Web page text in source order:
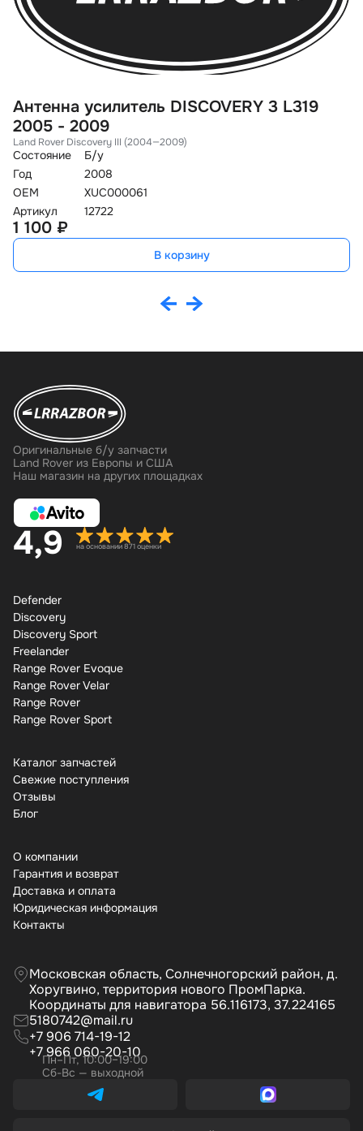
Антенна усилитель DISCOVERY 3 L319
2005 - 2009
Land Rover Discovery III (2004—2009)
Состояние
Б/у
Год
2008
OEM
XUC000061
Артикул
12722
1 100 ₽
В корзину
Оригинальные б/у запчасти
Land Rover из Европы и США
Наш магазин на других площадках
4,9 на основании 871 оценки
Defender
Discovery
Discovery Sport
Freelander
Range Rover Evoque
Range Rover Velar
Range Rover
Range Rover Sport
Каталог запчастей
Свежие поступления
Отзывы
Бло
О компании
Гарантия и возврат
Доставка и оплата
Юридическая информация
Контакты
Московская область, Солнечногорский район, д.
Хоругвино, территория нового ПромПарка.
Координаты для навигатора 56.116173, 37.224165
5180742@mail.ru
+7 906 714-19-12
+7 966 060-20-10
Пн–Пт, 10:00–19:00
Сб-Вс — выходной